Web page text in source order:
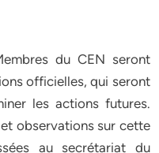
du CEN seront
officielles, qui seront
les actions futures.
observations sur cette
au secrétariat du